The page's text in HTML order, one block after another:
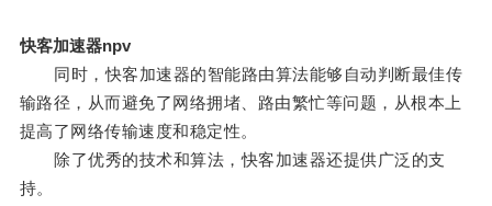
快客加速器npv
同时，快客加速器的智能路由算法能够自动判断最佳传
输路径，从而避免了网络拥堵、路由繁忙等问题，从根本上
提高了网络传输速度和稳定性。
除了优秀的技术和算法，快客加速器还提供广泛的支
持。